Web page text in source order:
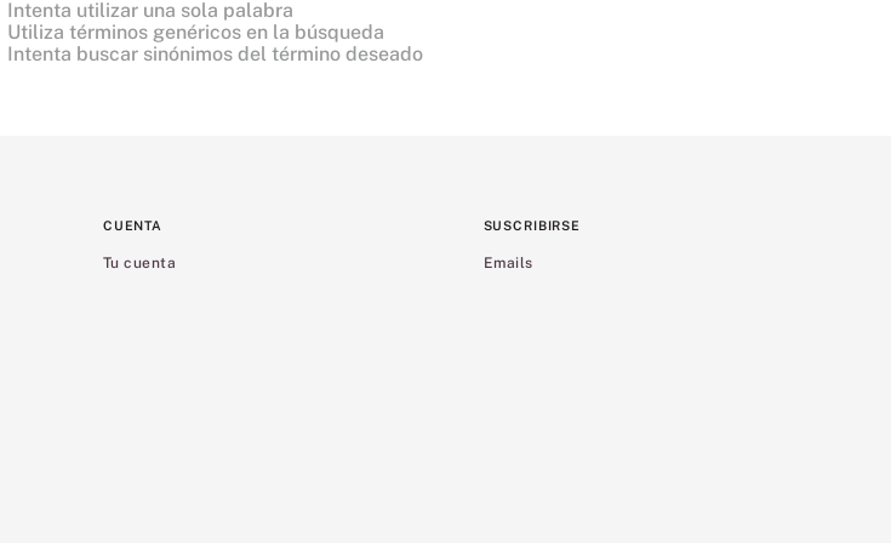
Intenta utilizar una sola palabra
Utiliza términos genéricos en la búsqueda
Intenta buscar sinónimos del término deseado
CUENTA
Tu cuenta
SUSCRIBIRSE
Emails
8.
mist
9.
bare vanilla